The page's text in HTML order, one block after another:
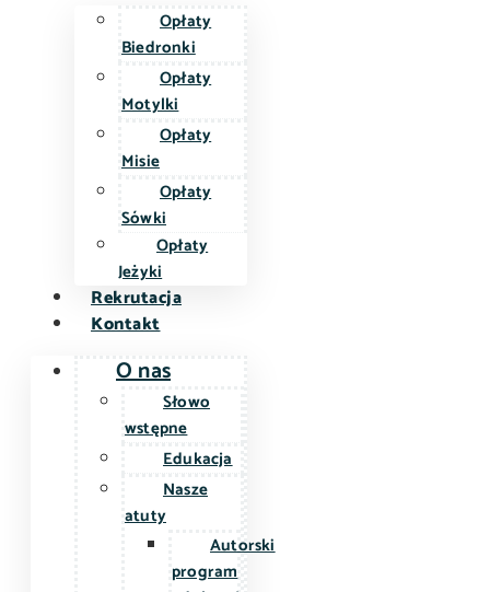
Opłaty
Biedronki
Opłaty
Motylki
Opłaty
Misie
Opłaty
Sówki
Opłaty
Jeżyki
Rekrutacja
Kontakt
O nas
Słowo
wstępne
Edukacja
Nasze
atuty
Autorski
program